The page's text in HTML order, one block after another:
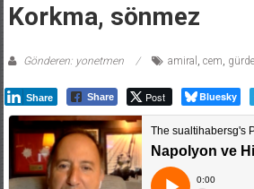
Korkma, sönmez
Gönderen: yonetmen amiral cem
Share Share Post Bluesky